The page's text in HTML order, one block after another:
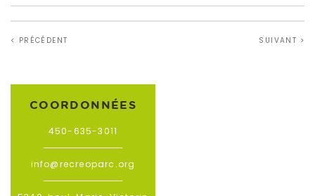
< PRÉCÉDENT SUIVANT >
COORDONNÉES
450-635-3011
info@recreoparc.org